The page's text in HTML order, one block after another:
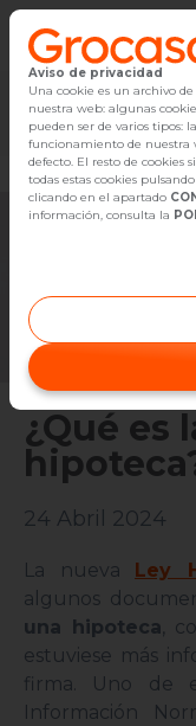
Marketplace
¿Qué es
24 Abril 2024
La nueva Ley
algunos
una hipoteca,
estuviese más
firma. Uno de
Información
Aviso de privacidad
Una cookie es un archivo
nuestra web: algunas
pueden ser de varios tipos:
funcionamiento de nuestra
defecto. El resto de cookies
todas estas cookies
clicando en el apartado
información, consulta la